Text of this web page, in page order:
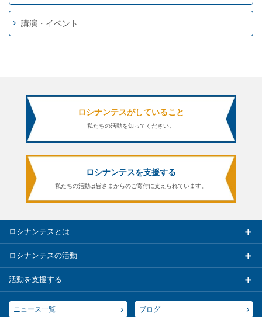
講演・イベント
ロシナンテスがしていること
私たちの活動を知ってください。
ロシナンテスを支援する
私たちの活動は皆さまからのご寄付に支えられています。
ロシナンテスとは
ロシナンテスの活動
活動を支援する
ニュース一覧 ブログ